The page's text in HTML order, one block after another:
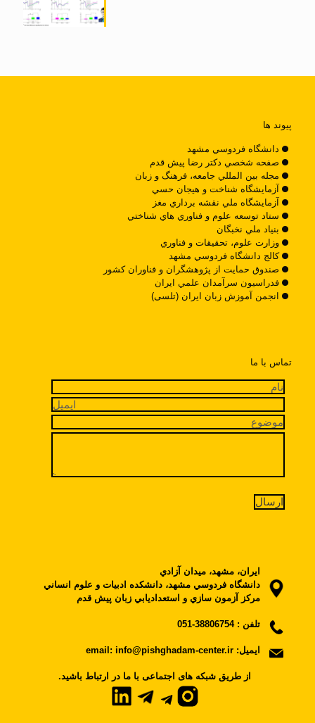
پیوند ها
دانشگاه فردوسي مشهد
صفحه شخصي دکتر رضا پيش قدم
مجله بين المللي جامعه، فرهنگ و زبان
آزمايشگاه شناخت و هيجان حسي
آزمايشگاه ملي نقشه برداري مغز
ستاد توسعه علوم و فناوري هاي شناختي
بنياد ملي نخبگان
وزارت علوم، تحقيقات و فناوري
کالج دانشگاه فردوسي مشهد
صندوق حمايت از پژوهشگران و فناوران کشور
فدراسيون سرآمدان علمي ايران
انجمن آموزش زبان ایران (تلسی)
تماس با ما
ايران، مشهد، ميدان آزادي
دانشگاه فردوسي مشهد، دانشکده ادبيات و علوم انساني
مرکز آزمون سازي و استعداديابي زبان پيش قدم
تلفن :38806754-051
ایمیل: email: info@pishghadam-center.ir
.از طریق شبکه های اجتماعی با ما در ارتباط باشید